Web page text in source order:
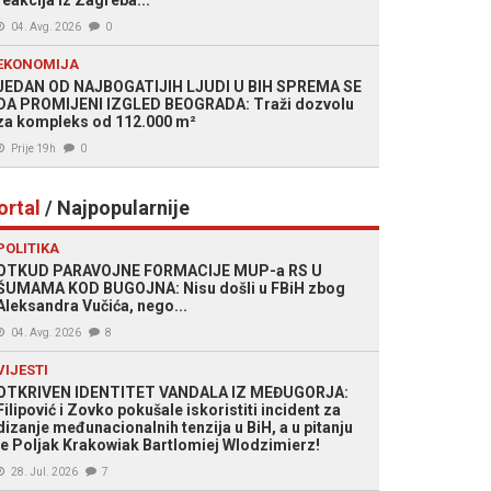
04. Avg. 2026 0
OD NAJBOGATIJIH LJUDI U BIH SPREMA SE
PROMIJENI IZGLED BEOGRADA: Traži dozvolu
kompleks od 112.000 m²
Prije 19h 0
/ Najpopularnije
PARAVOJNE FORMACIJE MUP-a RS U
KOD BUGOJNA: Nisu došli u FBiH zbog
Vučića, nego...
04. Avg. 2026 8
IDENTITET VANDALA IZ MEĐUGORJA:
i Zovko pokušale iskoristiti incident za
međunacionalnih tenzija u BiH, a u pitanju
Poljak Krakowiak Bartlomiej Wlodzimierz!
28. Jul. 2026 7